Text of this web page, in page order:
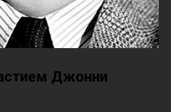
Джонни